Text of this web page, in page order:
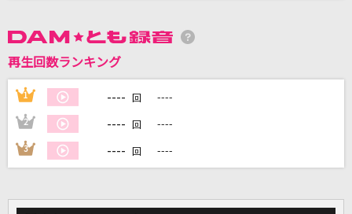
再生回数ランキング
1 ---- 回 ----
2 ---- 回 ----
3 ---- 回 ----